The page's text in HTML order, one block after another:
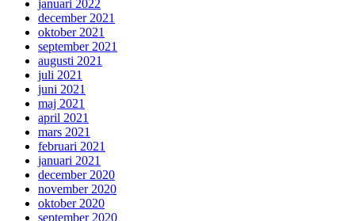
januari 2022
december 2021
oktober 2021
september 2021
augusti 2021
juli 2021
juni 2021
maj 2021
april 2021
mars 2021
februari 2021
januari 2021
december 2020
november 2020
oktober 2020
september 2020